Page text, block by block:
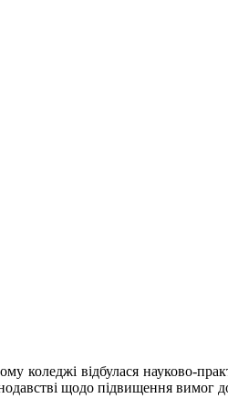
коледжі відбулася науково-
щодо підвищення вимог до